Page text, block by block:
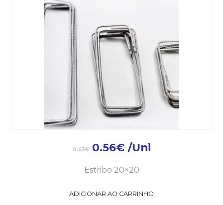
0.63€ 0.56€ /Uni
Estribo 20×20
ADICIONAR AO CARRINHO